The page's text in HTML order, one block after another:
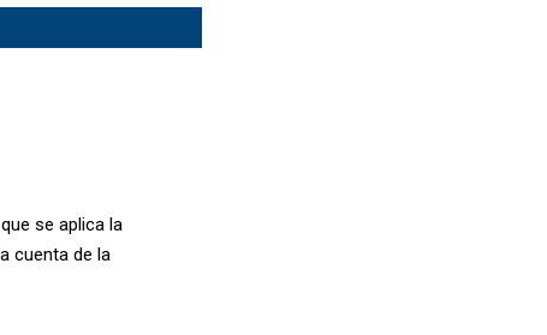
se aplica la
cuenta de la